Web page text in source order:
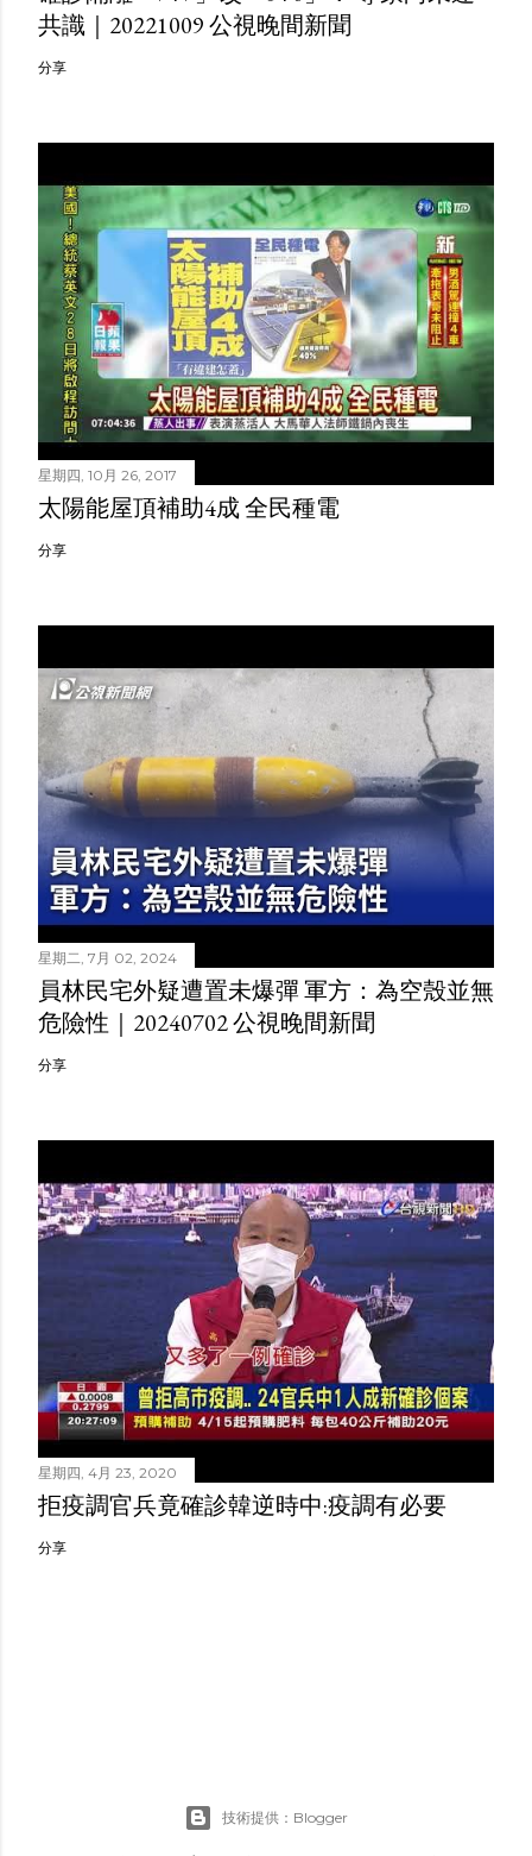
共識｜20221009 公視晚間新聞
分享
星期四, 10月 26, 2017
太陽能屋頂補助4成 全民種電
分享
星期二, 7月 02, 2024
員林民宅外疑遭置未爆彈 軍方：為空殼並無
危險性｜20240702 公視晚間新聞
分享
星期四, 4月 23, 2020
拒疫調官兵竟確診韓逆時中:疫調有必要
分享
技術提供：Blogger